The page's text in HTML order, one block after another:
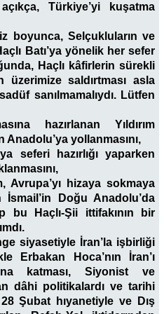
Türkiye’yi kuşatma
boyunca, Selçukluların ve
Batı’ya yönelik her sefer
Haçlı kâfirlerin sürekli
üzerimize saldırtması asla
sanılmamalıydı. Lütfen
hazırlanan Yıldırım
Anadolu’ya yollanmasını,
seferi hazırlığı yaparken
Avrupa’yı hizaya sokmaya
İsmail’in Doğu Anadolu’da
bu Haçlı-Şii ittifakının bir
siyasetiyle İran’la işbirliği
Erbakan Hoca’nın İran’ı
katması, Siyonist ve
dâhi politikalardı ve tarihi
28 Şubat hıyanetiyle ve Dış